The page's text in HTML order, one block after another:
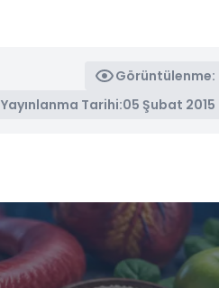
Görüntülenme:
Yayınlanma Tarihi:05 Şubat 2015